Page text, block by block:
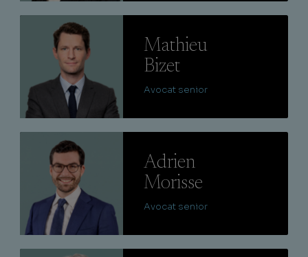
Mathieu
Bizet
Avocat senior
Adrien
Morisse
Avocat senior